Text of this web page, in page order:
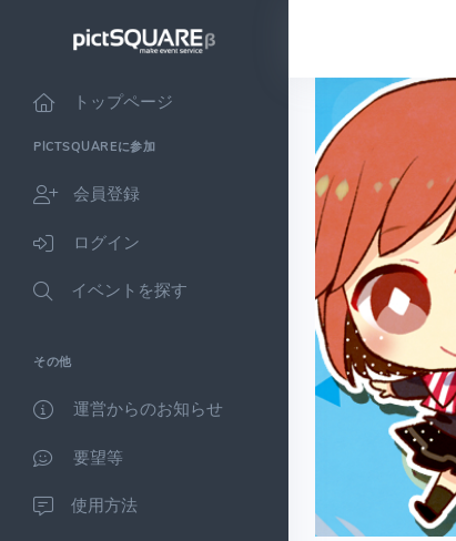
トップページ
PICTSQUAREに参加
会員登録
ログイン
イベントを探す
その他
運営からのお知らせ
要望等
使用方法